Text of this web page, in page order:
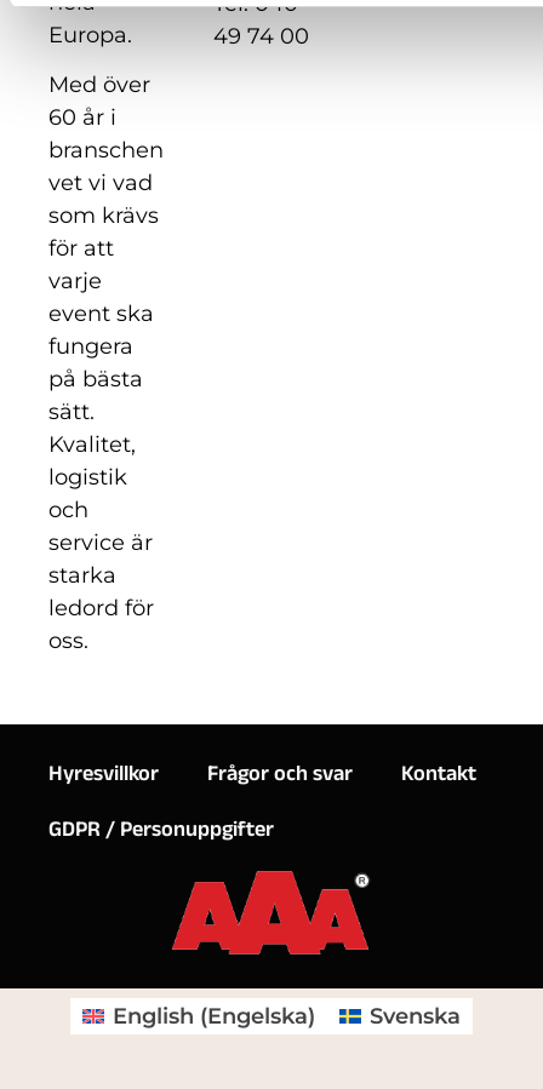
Europa.
Med över
60 år i
branschen
vet vi vad
som krävs
för att
varje
event ska
fungera
på bästa
sätt.
Kvalitet,
logistik
och
service är
starka
ledord för
oss.
49 74 00
Hyresvillkor Frågor och svar
Kontakt
GDPR / Personuppgifter
English (Engelska) Svenska